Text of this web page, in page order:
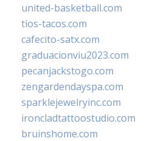
united-basketball.com
tios-tacos.com
cafecito-satx.com
graduacionviu2023.com
pecanjackstogo.com
zengardendayspa.com
sparklejewelryinc.com
ironcladtattoostudio.com
bruinshome.com